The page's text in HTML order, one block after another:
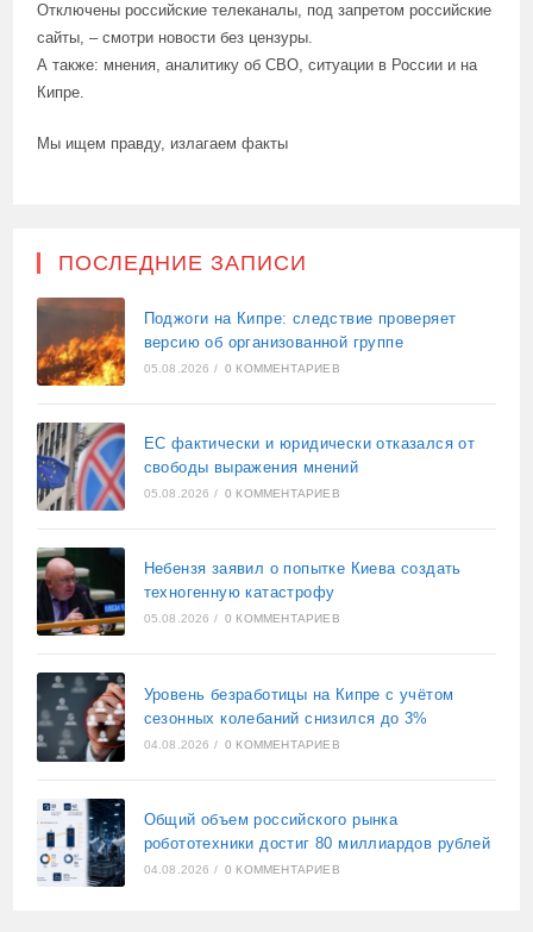
Отключены российские телеканалы, под запретом российские
сайты, – смотри новости без цензуры.
А также: мнения, аналитику об СВО, ситуации в России и на
Кипре.
Мы ищем правду, излагаем факты
ПОСЛЕДНИЕ ЗАПИСИ
Поджоги на Кипре: следствие проверяет
версию об организованной группе
05.08.2026 / 0 КОММЕНТАРИЕВ
ЕС фактически и юридически отказался от
свободы выражения мнений
05.08.2026 / 0 КОММЕНТАРИЕВ
Небензя заявил о попытке Киева создать
техногенную катастрофу
05.08.2026 / 0 КОММЕНТАРИЕВ
Уровень безработицы на Кипре с учётом
сезонных колебаний снизился до 3%
04.08.2026 / 0 КОММЕНТАРИЕВ
Общий объем российского рынка
робототехники достиг 80 миллиардов рублей
04.08.2026 / 0 КОММЕНТАРИЕВ